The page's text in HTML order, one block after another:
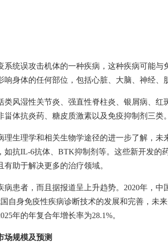
系统误攻击机体的一种疾病，这种疾病可能
响身体的任何部位，包括心脏、大脑、神经、
类风湿性关节炎、强直性脊柱炎、银屑病、
体抗炎药、糖皮质激素以及免疫抑制剂三类
理生理学和相关生物学途径的进一步了解，
如抗IL-6抗体、 BTK抑制剂等。这些新开发的
助于解决更多的治疗领域。
患者，而且据报道呈上升趋势。 2020年，中
自身免疫性疾病诊断技术的发展和完善，未
年的年复合年增长率为28.1%。
场规模及预测